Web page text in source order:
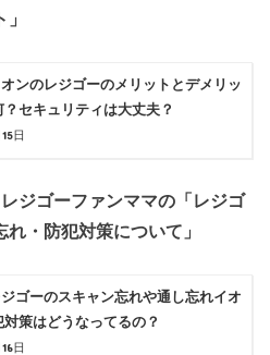
ンのレジゴーのメリットとデメリッ
？セキュリティは大丈夫？
日
ジゴーファンママの「レジゴ
・防犯対策について」
ジゴーのスキャン忘れや通し忘れイオ
対策はどうなってるの？
日